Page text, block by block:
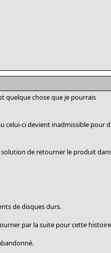
quelque chose que je pourrais
celui-ci devient inadmissible pour
de retourner le produit
de disques durs.
par la suite pour cette histoire